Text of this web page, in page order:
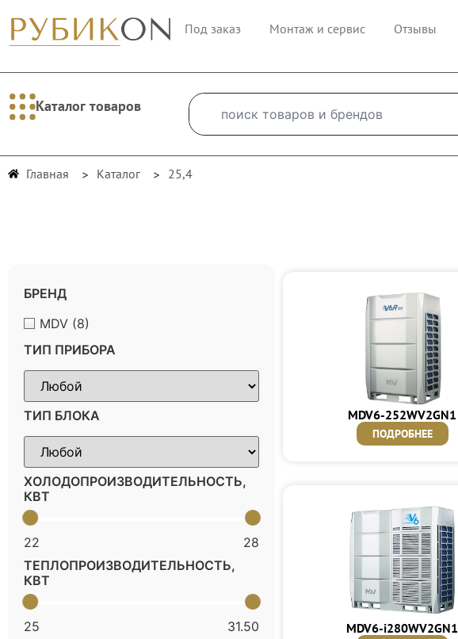
Под заказ Монтаж и сервис Отзывы
Каталог товаров
Главная Каталог 25,4
БРЕНД
MDV (8)
ТИП ПРИБОРА
ТИП БЛОКА
ХОЛОДОПРОИЗВОДИТЕЛЬНОСТЬ,
КВТ
22
28
ТЕПЛОПРОИЗВОДИТЕЛЬНОСТЬ,
КВТ
25
31.50
MDV6-252WV2GN1
ПОДРОБНЕЕ
MDV6-i280WV2GN1